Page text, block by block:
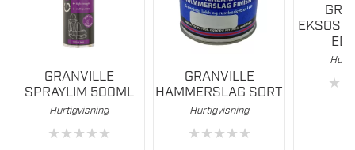
GRANVILLE
SPRAYLIM 500ML
Hurtigvisning
★★★★★
GRANVILLE
HAMMERSLAG SORT
Hurtigvisning
★★★★★
★